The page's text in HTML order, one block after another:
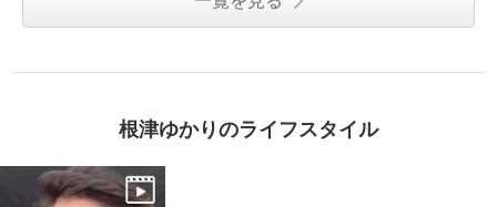
根津ゆかりのライフスタイル